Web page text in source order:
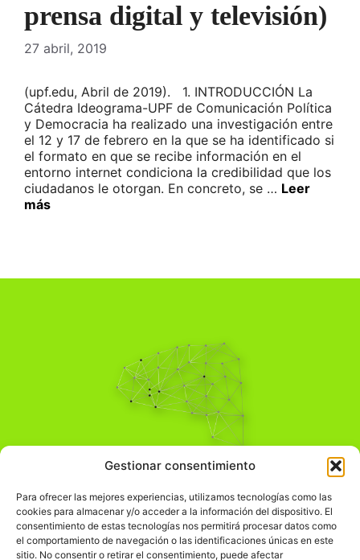
Gestionar consentimiento
Para ofrecer las mejores experiencias, utilizamos tecnologías como las
cookies para almacenar y/o acceder a la información del dispositivo. El
consentimiento de estas tecnologías nos permitirá procesar datos como
el comportamiento de navegación o las identificaciones únicas en este
sitio. No consentir o retirar el consentimiento, puede afectar
prensa digital y televisión)
27 abril, 2019
(upf.edu, Abril de 2019). 1. INTRODUCCIÓN La
Cátedra Ideograma-UPF de Comunicación Política
y Democracia ha realizado una investigación entre
el 12 y 17 de febrero en la que se ha identificado si
el formato en que se recibe información en el
entorno internet condiciona la credibilidad que los
ciudadanos le otorgan. En concreto, se … Leer
más
Pensamiento Crítico
Comprender el mundo para transformarlo.
Información Legal